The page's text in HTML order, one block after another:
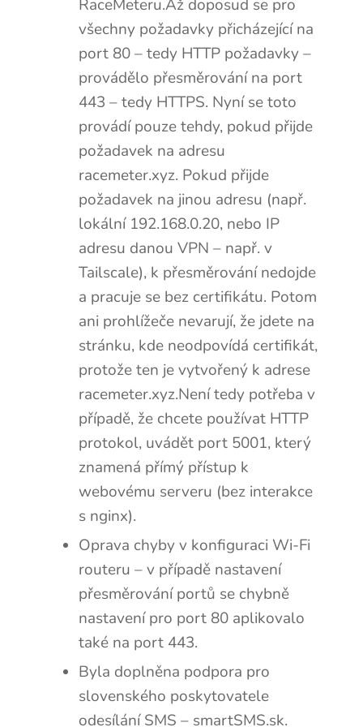
RaceMeteru.Až doposud se pro
všechny požadavky přicházející na
port 80 – tedy HTTP požadavky –
provádělo přesměrování na port
443 – tedy HTTPS. Nyní se toto
provádí pouze tehdy, pokud přijde
požadavek na adresu
racemeter.xyz. Pokud přijde
požadavek na jinou adresu (např.
lokální 192.168.0.20, nebo IP
adresu danou VPN – např. v
Tailscale), k přesměrování nedojde
a pracuje se bez certifikátu. Potom
ani prohlížeče nevarují, že jdete na
stránku, kde neodpovídá certifikát,
protože ten je vytvořený k adrese
racemeter.xyz.Není tedy potřeba v
případě, že chcete používat HTTP
protokol, uvádět port 5001, který
znamená přímý přístup k
webovému serveru (bez interakce
s nginx).
Oprava chyby v konfiguraci Wi-Fi
routeru – v případě nastavení
přesměrování portů se chybně
nastavení pro port 80 aplikovalo
také na port 443.
Byla doplněna podpora pro
slovenského poskytovatele
odesílání SMS – smartSMS.sk.